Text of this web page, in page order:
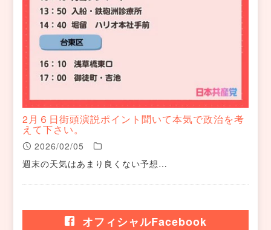
2月６日街頭演説ポイント聞いて本気で政治を考
えて下さい。
2026/02/05
週末の天気はあまり良くない予想…
オフィシャルFacebook